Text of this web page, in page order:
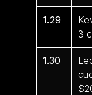
1.29
3
1.30